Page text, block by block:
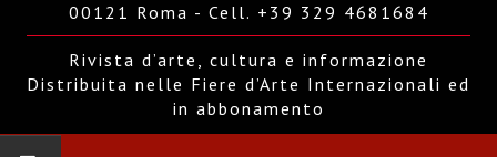
00121 Roma - Cell. +39 329 4681684
Rivista d’arte, cultura e informazione
Distribuita nelle Fiere d’Arte Internazionali ed
in abbonamento